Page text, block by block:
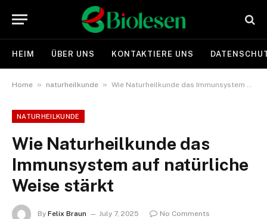
HEIM ÜBER UNS KONTAKTIERE UNS
Home » naturheilkunde » Wie Naturheilkunde das Immunsystem auf natürliche Weise stärkt
NATURHEILKUNDE
Wie Naturheilkunde das
Immunsystem auf natürliche
Weise stärkt
By Felix Braun July 7, 2025
No Comments